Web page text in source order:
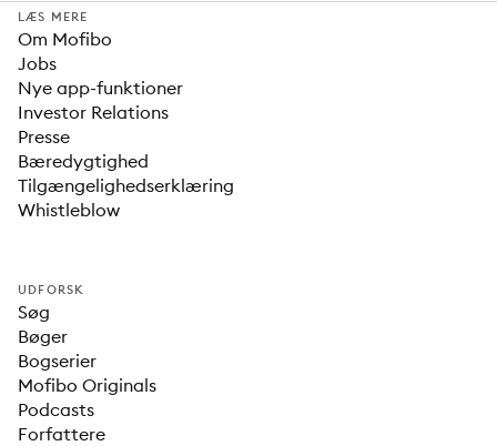
LÆS MERE
Om Mofibo
Jobs
Nye app-funktioner
Investor Relations
Presse
Bæredygtighed
Tilgængelighedserklæring
Whistleblow
UDFORSK
Søg
Bøger
Bogserier
Mofibo Originals
Podcasts
Forfattere